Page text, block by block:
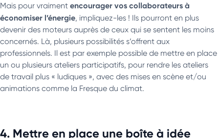
Mais pour vraiment encourager vos collaborateurs à
économiser l’énergie, impliquez-les ! Ils pourront en plus
devenir des moteurs auprès de ceux qui se sentent les moins
concernés. Là, plusieurs possibilités s’offrent aux
professionnels. Il est par exemple possible de mettre en place
un ou plusieurs ateliers participatifs, pour rendre les ateliers
de travail plus « ludiques », avec des mises en scène et/ou
animations comme la Fresque du climat.
4. Mettre en place une boîte à idée